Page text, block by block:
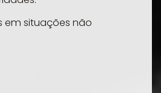
em situações não